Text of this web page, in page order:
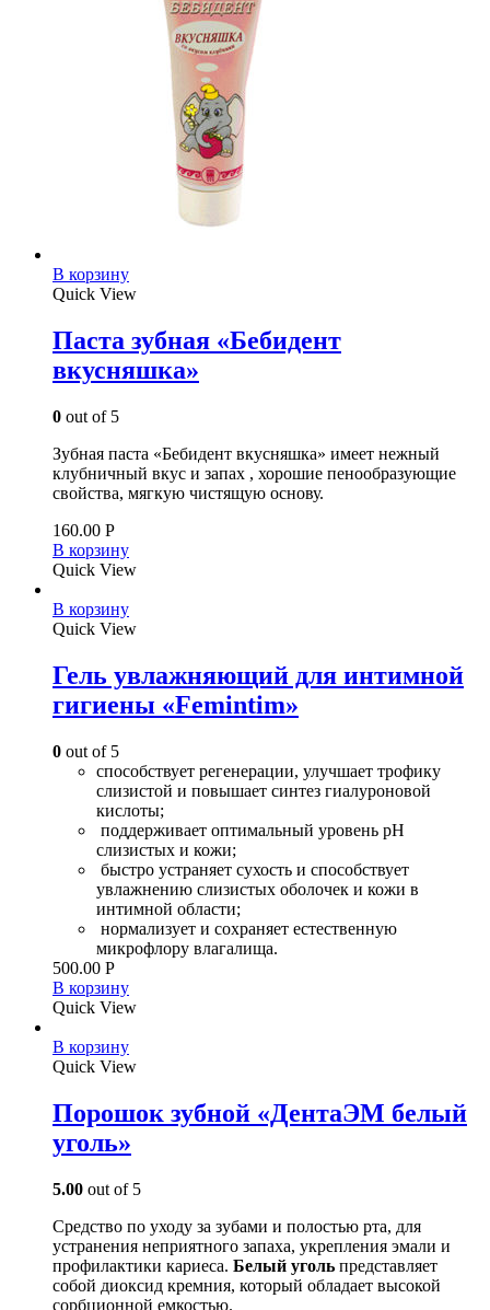
В корзину
Quick View
Паста зубная «Бебидент
вкусняшка»
0 out of 5
Зубная паста «Бебидент вкусняшка» имеет нежный
клубничный вкус и запах , хорошие пенообразующие
свойства, мягкую чистящую основу.
160.00 Р
В корзину
Quick View
В корзину
Quick View
Гель увлажняющий для интимной
гигиены «Femintim»
0 out of 5
способствует регенерации, улучшает трофику
слизистой и повышает синтез гиалуроновой
кислоты;
поддерживает оптимальный уровень pH
слизистых и кожи;
быстро устраняет сухость и способствует
увлажнению слизистых оболочек и кожи в
интимной области;
нормализует и сохраняет естественную
микрофлору влагалища.
500.00 Р
В корзину
Quick View
В корзину
Quick View
Порошок зубной «ДентаЭМ белый
уголь»
5.00 out of 5
Средство по уходу за зубами и полостью рта, для
устранения неприятного запаха, укрепления эмали и
профилактики кариеса. Белый уголь представляет
собой диоксид кремния, который обладает высокой
сорбционной емкостью.